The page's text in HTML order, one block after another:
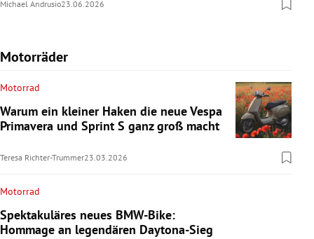
Michael Andrusio23.06.2026
Motorräder
Motorrad
Warum ein kleiner Haken die neue Vespa
Primavera und Sprint S ganz groß macht
Teresa Richter-Trummer23.03.2026
Motorrad
Spektakuläres neues BMW-Bike:
Hommage an legendären Daytona-Sieg